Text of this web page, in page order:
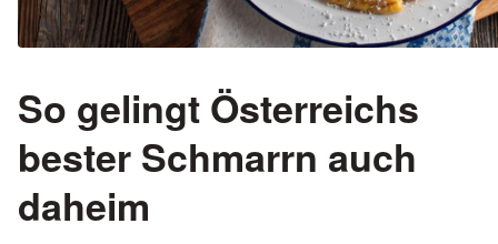
So gelingt Österreichs
bester Schmarrn auch
daheim